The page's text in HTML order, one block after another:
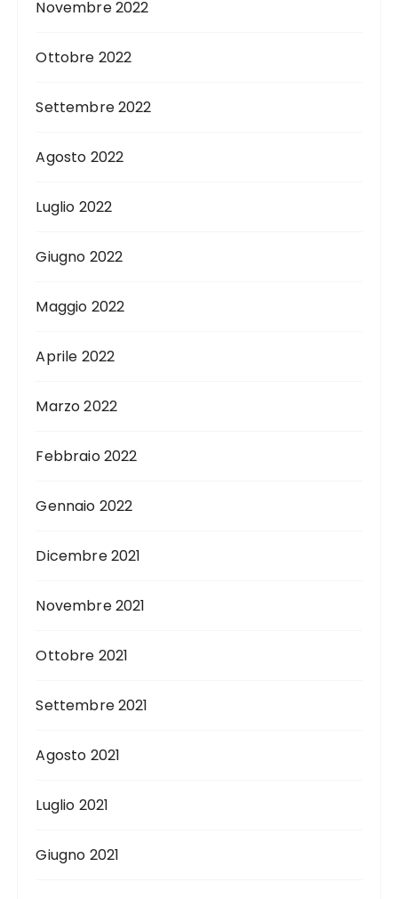
Novembre 2022
Ottobre 2022
Settembre 2022
Agosto 2022
Luglio 2022
Giugno 2022
Maggio 2022
Aprile 2022
Marzo 2022
Febbraio 2022
Gennaio 2022
Dicembre 2021
Novembre 2021
Ottobre 2021
Settembre 2021
Agosto 2021
Luglio 2021
Giugno 2021